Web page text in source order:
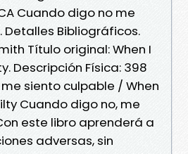
Cuando digo no me
Bibliográficos.
Título original: When I
Descripción Física: 398
siento culpable / When
Cuando digo no, me
este libro aprenderá a
adversas, sin